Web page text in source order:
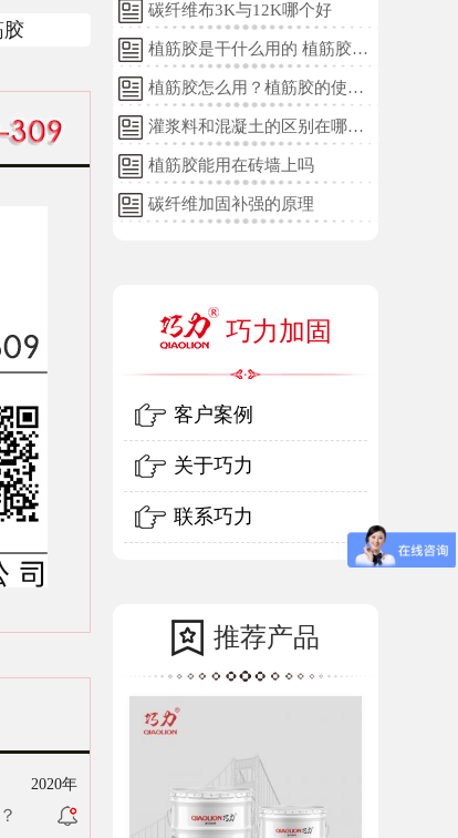
胶
2020年
误区!
碳纤维布3K与12K哪个好
植筋胶是干什么用的 植筋胶的
用途和使用方法
植筋胶怎么用？植筋胶的使用
方法
灌浆料和混凝土的区别在哪
里？
植筋胶能用在砖墙上吗
碳纤维加固补强的原理
巧力加固
客户案例
关于巧力
联系巧力
推荐产品